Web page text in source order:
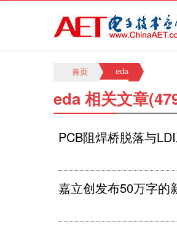
首页 eda
eda 相关文章
PCB阻焊桥脱落与
嘉立创发布50万字的